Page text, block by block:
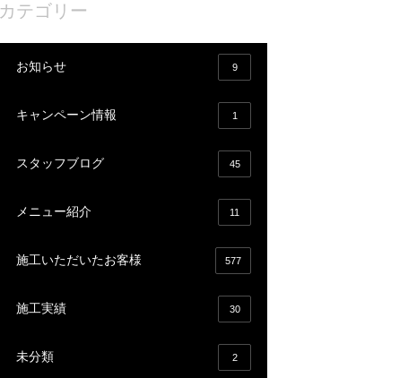
カテゴリー
お知らせ 9
キャンペーン情報 1
スタッフブログ 45
メニュー紹介 11
施工いただいたお客様 577
施工実績 30
未分類 2